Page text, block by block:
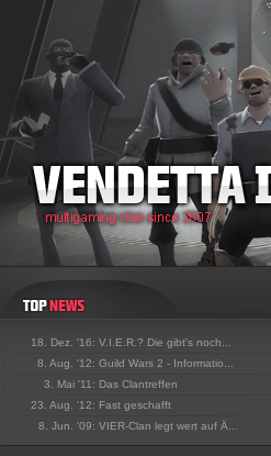
18. Dez. '16: V.I.E.R.? Die gibt's noch...
8. Aug. '12: Guild Wars 2 - Informatio...
3. Mai '11: Das Clantreffen
23. Aug. '12: Fast geschafft
8. Jun. '09: VIER-Clan legt wert auf Ä...